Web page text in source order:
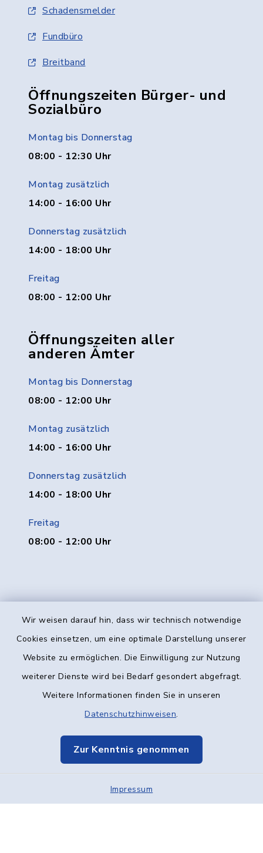
Wir weisen darauf hin, dass wir technisch notwendige
Cookies einsetzen, um eine optimale Darstellung unserer
Website zu ermöglichen. Die Einwilligung zur Nutzung
weiterer Dienste wird bei Bedarf gesondert abgefragt.
Weitere Informationen finden Sie in unseren
Datenschutzhinweisen.
Zur Kenntnis genommen
Impressum
Schadensmelder
Fundbüro
Breitband
Öffnungszeiten Bürger- und
Sozialbüro
Montag bis Donnerstag
08:00 - 12:30 Uhr
Montag zusätzlich
14:00 - 16:00 Uhr
Donnerstag zusätzlich
14:00 - 18:00 Uhr
Freitag
08:00 - 12:00 Uhr
Öffnungszeiten aller
anderen Ämter
Montag bis Donnerstag
08:00 - 12:00 Uhr
Montag zusätzlich
14:00 - 16:00 Uhr
Donnerstag zusätzlich
14:00 - 18:00 Uhr
Freitag
08:00 - 12:00 Uhr
Kontakt
Datenschutz
Elektronische Kommunikation
Sitemap